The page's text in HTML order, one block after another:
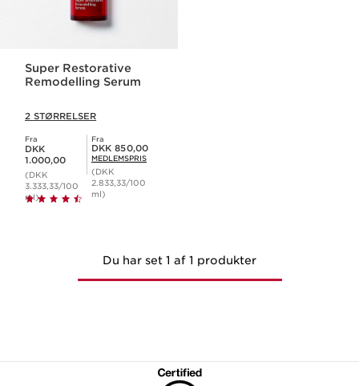
Super Restorative
Remodelling Serum
2 STØRRELSER
Fra
Nuværende pris DKK 1.000,00
DKK
1.000,00
(DKK
3.333,33/100
ml)
Fra
Medlemspris DKK 850,00
DKK 850,00
MEDLEMSPRIS
(DKK
2.833,33/100
ml)
Du har set 1 af 1 produkter